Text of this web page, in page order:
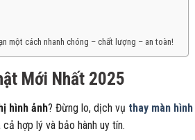
một cách nhanh chóng – chất lượng – an toàn!
Mới Nhất 2025
hình ảnh? Đừng lo, dịch vụ thay màn
hợp lý và bảo hành uy tín.